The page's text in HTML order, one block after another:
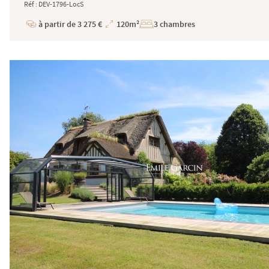
Réf : DEV-1796-LocS
Prix
à partir de 3 275 €
Superficie
120m² 3 chambres
2 Traverse des Hautes Lices - 83990 Saint-Tropez
Tel : +33 (0)4 94 54 78 20 -
saint-
: SARL EMILE GARCIN PROVENCE - 8
Société à responsabilité limitée au capital de 3 000 €
RCS Tarascon : 483 630 372
Siret : 483 630 372 00033 - Code APE : 6831Z
Numéro individuel d'assujettissement à la TVA : FR 48
Réglementation :
Loi n° 70-9 du 2 janvier 1970 – Décret n° 2005-1315
SARL EMILE GARCIN PROVENCE, titulaire de la carte
Adhérent au Syndicat National des Professionnels